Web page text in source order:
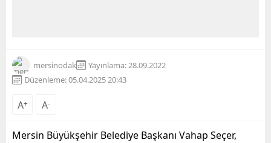
mersinodak
Yayınlama: 28.09.2022
Düzenleme: 05.04.2025 20:43
A+ A-
Mersin Büyükşehir Belediye Başkanı Vahap Seçer,